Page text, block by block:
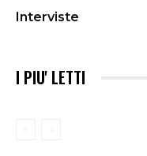
Interviste
I PIU' LETTI